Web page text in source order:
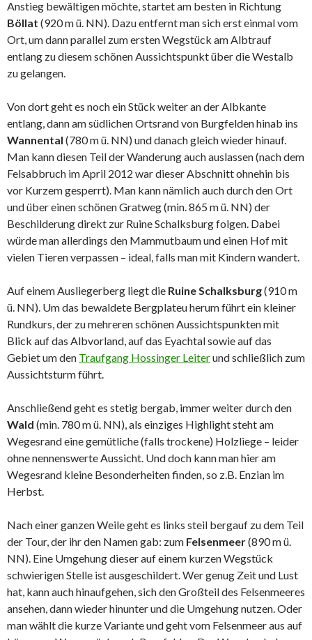
Anstieg bewältigen möchte, startet am besten in Richtung
Böllat (920 m ü. NN). Dazu entfernt man sich erst einmal vom
Ort, um dann parallel zum ersten Wegstück am Albtrauf
entlang zu diesem schönen Aussichtspunkt über die Westalb
zu gelangen.
Von dort geht es noch ein Stück weiter an der Albkante
entlang, dann am südlichen Ortsrand von Burgfelden hinab ins
Wannental (780 m ü. NN) und danach gleich wieder hinauf.
Man kann diesen Teil der Wanderung auch auslassen (nach dem
Felsabbruch im April 2012 war dieser Abschnitt ohnehin bis
vor Kurzem gesperrt). Man kann nämlich auch durch den Ort
und über einen schönen Gratweg (min. 865 m ü. NN) der
Beschilderung direkt zur Ruine Schalksburg folgen. Dabei
würde man allerdings den Mammutbaum und einen Hof mit
vielen Tieren verpassen – ideal, falls man mit Kindern wandert.
Auf einem Ausliegerberg liegt die Ruine Schalksburg(910 m
ü. NN). Um das bewaldete Bergplateu herum führt ein kleiner
Rundkurs, der zu mehreren schönen Aussichtspunkten mit
Blick auf das Albvorland, auf das Eyachtal sowie auf das
Gebiet um den Traufgang Hossinger Leiterund schließlich zum
Aussichtsturm führt.
Anschließend geht es stetig bergab, immer weiter durch den
Wald (min. 780 m ü. NN), als einziges Highlight steht am
Wegesrand eine gemütliche (falls trockene) Holzliege – leider
ohne nennenswerte Aussicht. Und doch kann man hier am
Wegesrand kleine Besonderheiten finden, so z.B. Enzian im
Herbst.
Nach einer ganzen Weile geht es links steil bergauf zu dem Teil
der Tour, der ihr den Namen gab: zum Felsenmeer(890 m ü.
NN). Eine Umgehung dieser auf einem kurzen Wegstück
schwierigen Stelle ist ausgeschildert. Wer genug Zeit und Lust
hat, kann auch hinaufgehen, sich den Großteil des Felsenmeeres
ansehen, dann wieder hinunter und die Umgehung nutzen. Oder
man wählt die kurze Variante und geht vom Felsenmeer aus auf